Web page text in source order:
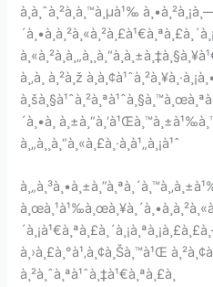
à¸à¸ˆà¸²à¸à¸™à¸µà¹‰
à¸‚à¸ à¸²à¸ž
´à¸•à¸
à¸„à¸¸à¸“à¸«à¸£à¸·à¸­à¹„à¸¡à¹ˆ
à¸›à¸£à¸°à¹‚à¸¢à¸Šà¸™à¹Œ
à¸²à¸ˆà¸ªà¹ˆà¸‡à¹€à¸ªà¸£à¸